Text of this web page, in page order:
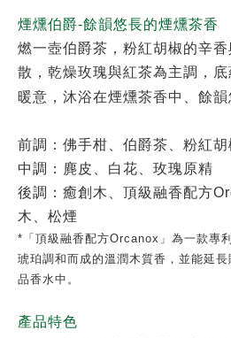
煙燻伯爵-餘韻悠長的煙燻茶香
燃一壺伯爵茶，粉紅胡椒的辛
散，乾燥玫瑰與紅茶為主調，
暖意，沐浴在煙燻茶香中、餘韻
前調：佛手柑、伯爵茶、粉紅胡
中調：麂皮、白花、玫瑰原精
後調：癒創木、頂級融香配方
木、松煙
*「頂級融香配方Orcanox」為一款專
琥珀調和而成的溫潤木質香，並能延
品香水中。
產品特色